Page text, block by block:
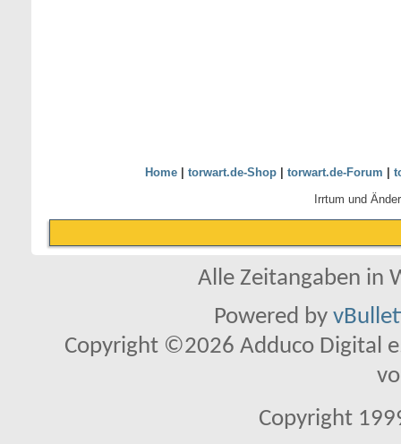
Home| torwart.de-Shop| torwart.de-Forum
Irrtum und
Alle Zeitangaben in
Powered by
Copyright ©2026 Adduco Digital
Copyright